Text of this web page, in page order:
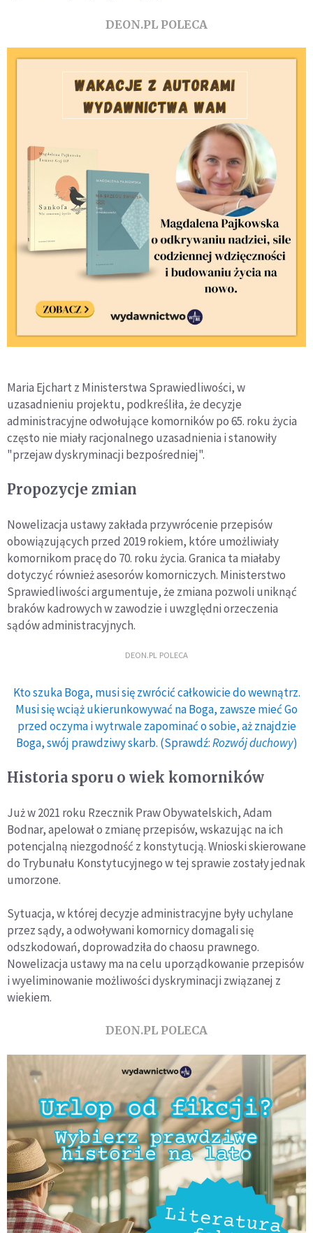
DEON.PL POLECA
Maria Ejchart z Ministerstwa Sprawiedliwości, w
uzasadnieniu projektu, podkreśliła, że decyzje
administracyjne odwołujące komorników po 65. roku życia
często nie miały racjonalnego uzasadnienia i stanowiły
"przejaw dyskryminacji bezpośredniej".
Propozycje zmian
Nowelizacja ustawy zakłada przywrócenie przepisów
obowiązujących przed 2019 rokiem, które umożliwiały
komornikom pracę do 70. roku życia. Granica ta miałaby
dotyczyć również asesorów komorniczych. Ministerstwo
Sprawiedliwości argumentuje, że zmiana pozwoli uniknąć
braków kadrowych w zawodzie i uwzględni orzeczenia
sądów administracyjnych.
DEON.PL POLECA
Kto szuka Boga, musi się zwrócić całkowicie do wewnątrz.
Musi się wciąż ukierunkowywać na Boga, zawsze mieć Go
przed oczyma i wytrwale zapominać o sobie, aż znajdzie
Boga, swój prawdziwy skarb. (Sprawdź:Rozwój duchowy)
Historia sporu o wiek komorników
Już w 2021 roku Rzecznik Praw Obywatelskich, Adam
Bodnar, apelował o zmianę przepisów, wskazując na ich
potencjalną niezgodność z konstytucją. Wnioski skierowane
do Trybunału Konstytucyjnego w tej sprawie zostały jednak
umorzone.
Sytuacja, w której decyzje administracyjne były uchylane
przez sądy, a odwoływani komornicy domagali się
odszkodowań, doprowadziła do chaosu prawnego.
Nowelizacja ustawy ma na celu uporządkowanie przepisów
i wyeliminowanie możliwości dyskryminacji związanej z
wiekiem.
DEON.PL POLECA